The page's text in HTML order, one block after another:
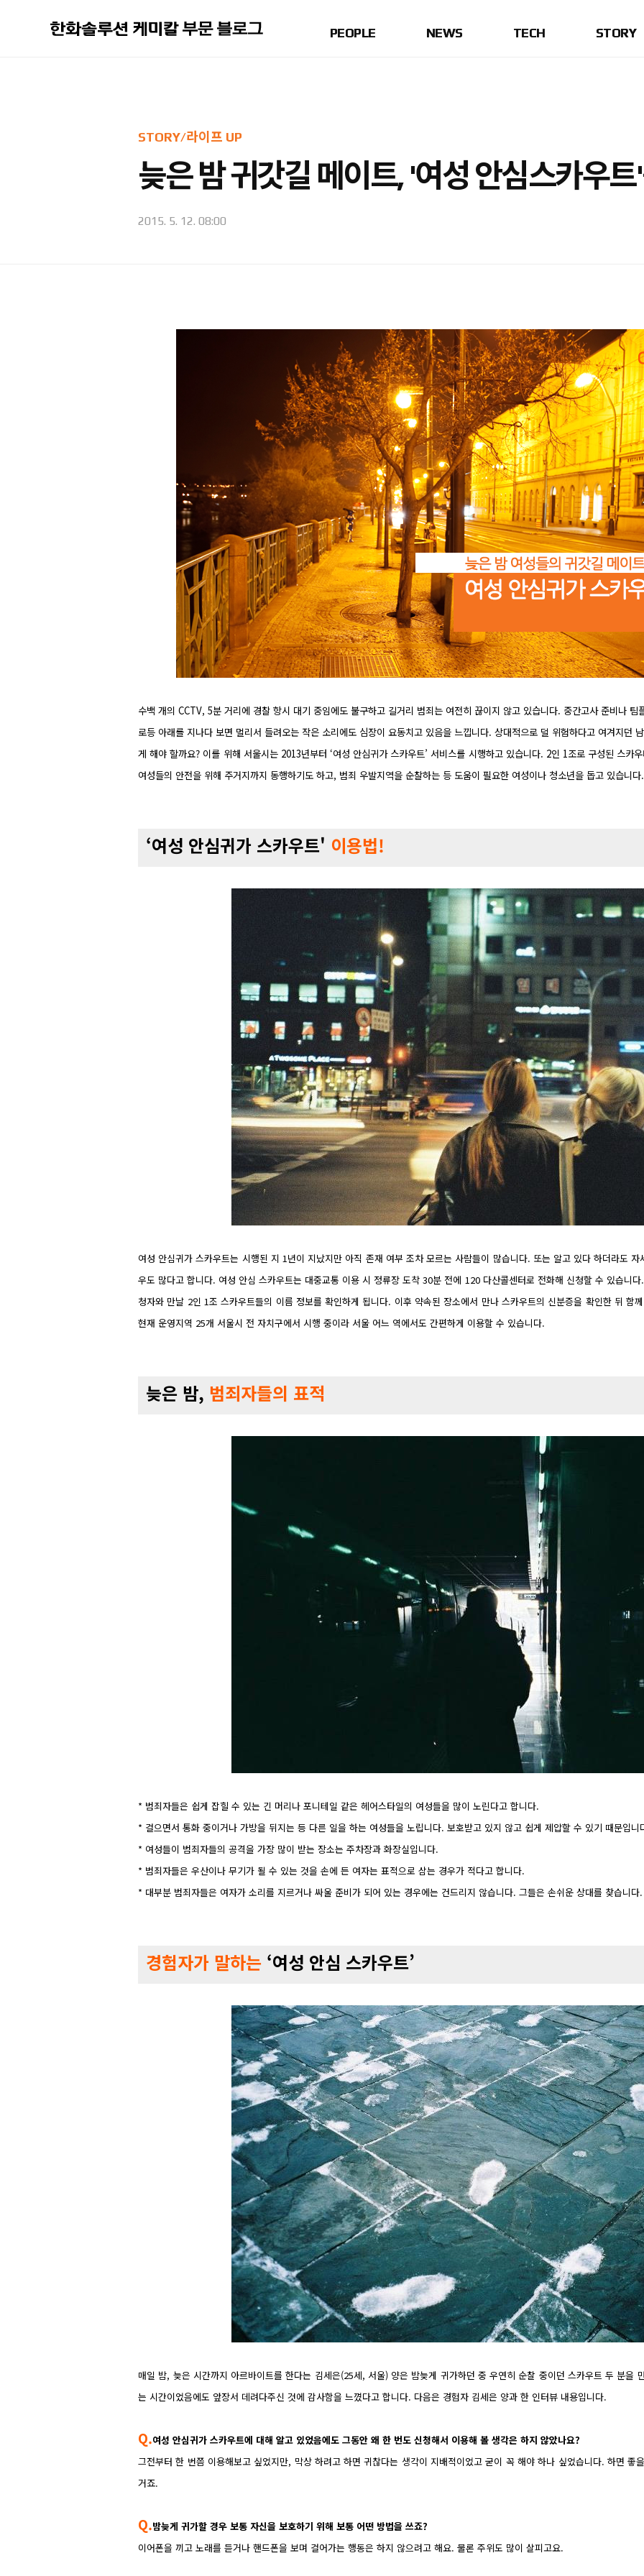
PEOPLE NEWS TECH STORY
STORY/라이프 UP
늦은 밤 귀갓길 메이트, '여성 안심스카우
2015. 5. 12. 08:00
수백 개의 CCTV, 5분 거리에 경찰 항시 대기 중임에도 불구하고 길거리 범죄는 여전히 끊이지 않고 있습니다. 중간고사 준비나
로등 아래를 지나다 보면 멀리서 들려오는 작은 소리에도 심장이 요동치고 있음을 느낍니다. 상대적으로 덜 위험하다고 여겨지던
게 해야 할까요? 이를 위해 서울시는 2013년부터 ‘여성 안심귀가 스카우트’ 서비스를 시행하고 있습니다. 2인 1조로 구성된 스카
여성들의 안전을 위해 주거지까지 동행하기도 하고, 범죄 우발지역을 순찰하는 등 도움이 필요한 여성이나 청소년을 돕고 있습니
‘여성 안심귀가 스카우트' 이용법!
여성 안심귀가 스카우트는 시행된 지 1년이 지났지만 아직 존재 여부 조차 모르는 사람들이 많습니다. 또는 알고 있다 하더라도
우도 많다고 합니다. 여성 안심 스카우트는 대중교통 이용 시 정류장 도착 30분 전에 120 다산콜센터로 전화해 신청할 수 있습니
청자와 만날 2인 1조 스카우트들의 이름 정보를 확인하게 됩니다. 이후 약속된 장소에서 만나 스카우트의 신분증을 확인한 뒤 함
현재 운영지역 25개 서울시 전 자치구에서 시행 중이라 서울 어느 역에서도 간편하게 이용할 수 있습니다.
늦은 밤, 범죄자들의 표적
* 범죄자들은 쉽게 잡힐 수 있는 긴 머리나 포니테일 같은 헤어스타일의 여성들을 많이 노린다고 합니다.
* 걸으면서 통화 중이거나 가방을 뒤지는 등 다른 일을 하는 여성들을 노립니다. 보호받고 있지 않고 쉽게 제압할 수 있기 때문입니
* 여성들이 범죄자들의 공격을 가장 많이 받는 장소는 주차장과 화장실입니다.
* 범죄자들은 우산이나 무기가 될 수 있는 것을 손에 든 여자는 표적으로 삼는 경우가 적다고 합니다.
* 대부분 범죄자들은 여자가 소리를 지르거나 싸울 준비가 되어 있는 경우에는 건드리지 않습니다. 그들은 손쉬운 상대를 찾습니다.
경험자가 말하는 ‘여성 안심 스카우트’
매일 밤, 늦은 시간까지 아르바이트를 한다는 김세은(25세, 서울) 양은 밤늦게 귀가하던 중 우연히 순찰 중이던 스카우트 두 분을
는 시간이었음에도 앞장서 데려다주신 것에 감사함을 느꼈다고 합니다. 다음은 경험자 김세은 양과 한 인터뷰 내용입니다.
Q.여성 안심귀가 스카우트에 대해 알고 있었음에도 그동안 왜 한 번도 신청해서 이용해 볼 생각은 하지 않았나요?
그전부터 한 번쯤 이용해보고 싶었지만, 막상 하려고 하면 귀찮다는 생각이 지배적이었고 굳이 꼭 해야 하나 싶었습니다. 하면
거죠.
Q.밤늦게 귀가할 경우 보통 자신을 보호하기 위해 보통 어떤 방법을 쓰죠?
이어폰을 끼고 노래를 듣거나 핸드폰을 보며 걸어가는 행동은 하지 않으려고 해요. 물론 주위도 많이 살피고요.